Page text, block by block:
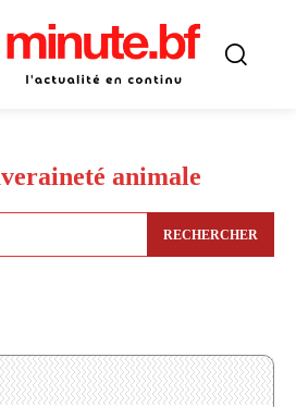
animale
RECHERCHER